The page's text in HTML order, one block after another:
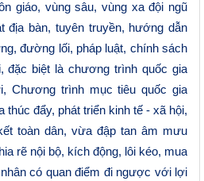
giáo, vùng sâu, vùng xa đội ngũ
bàn, tuyên truyền, hướng dẫn
đường lối, pháp luật, chính sách
đặc biệt là chương trình quốc gia
Chương trình mục tiêu quốc gia
thúc đẩy, phát triển kinh tế - xã hội,
toàn dân, vừa đập tan âm mưu
rẽ nội bộ, kích động, lôi kéo, mua
có quan điểm đi ngược với lợi